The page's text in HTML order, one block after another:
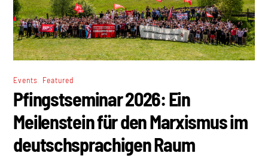
Events Featured
Pfingstseminar 2026: Ein
Meilenstein für den Marxismus im
deutschsprachigen Raum